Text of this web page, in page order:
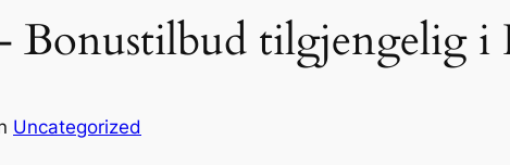
Bonustilbud tilgjengelig i
Uncategorized